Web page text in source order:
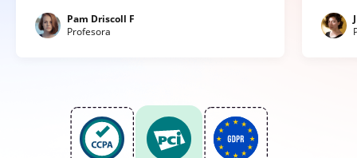
Pam Driscoll F
Profesora